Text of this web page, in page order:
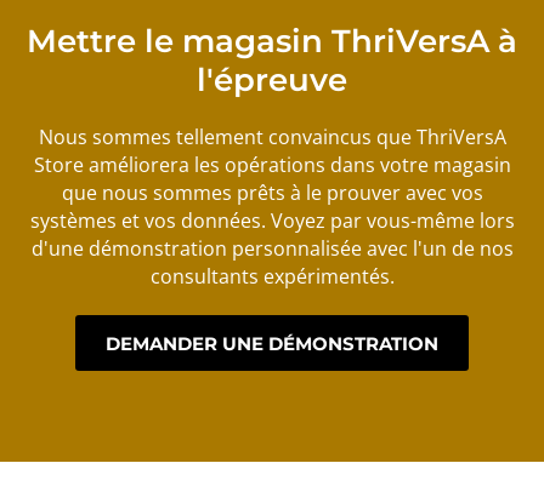
Mettre le magasin ThriVersA à
l'épreuve
Nous sommes tellement convaincus que ThriVersA
Store améliorera les opérations dans votre magasin
que nous sommes prêts à le prouver avec vos
systèmes et vos données. Voyez par vous-même lors
d'une démonstration personnalisée avec l'un de nos
consultants expérimentés.
DEMANDER UNE DÉMONSTRATION